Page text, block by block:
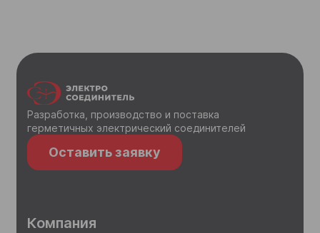
Разработка, производство и поставка
герметичных электрический соединителей
Оставить заявку
Компания